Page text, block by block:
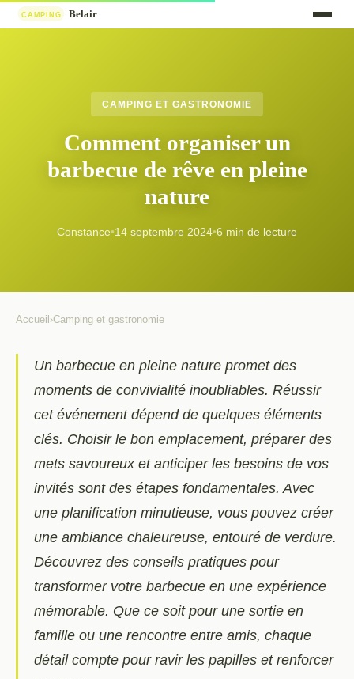
CAMPING ET GASTRONOMIE
Comment organiser un
barbecue de rêve en pleine
nature
Constance•14 septembre 2024•6 min de lecture
Accueil ›Camping et gastronomie
Un barbecue en pleine nature promet des
moments de convivialité inoubliables. Réussir
cet événement dépend de quelques éléments
clés. Choisir le bon emplacement, préparer des
mets savoureux et anticiper les besoins de vos
invités sont des étapes fondamentales. Avec
une planification minutieuse, vous pouvez créer
une ambiance chaleureuse, entouré de verdure.
Découvrez des conseils pratiques pour
transformer votre barbecue en une expérience
mémorable. Que ce soit pour une sortie en
famille ou une rencontre entre amis, chaque
détail compte pour ravir les papilles et renforcer